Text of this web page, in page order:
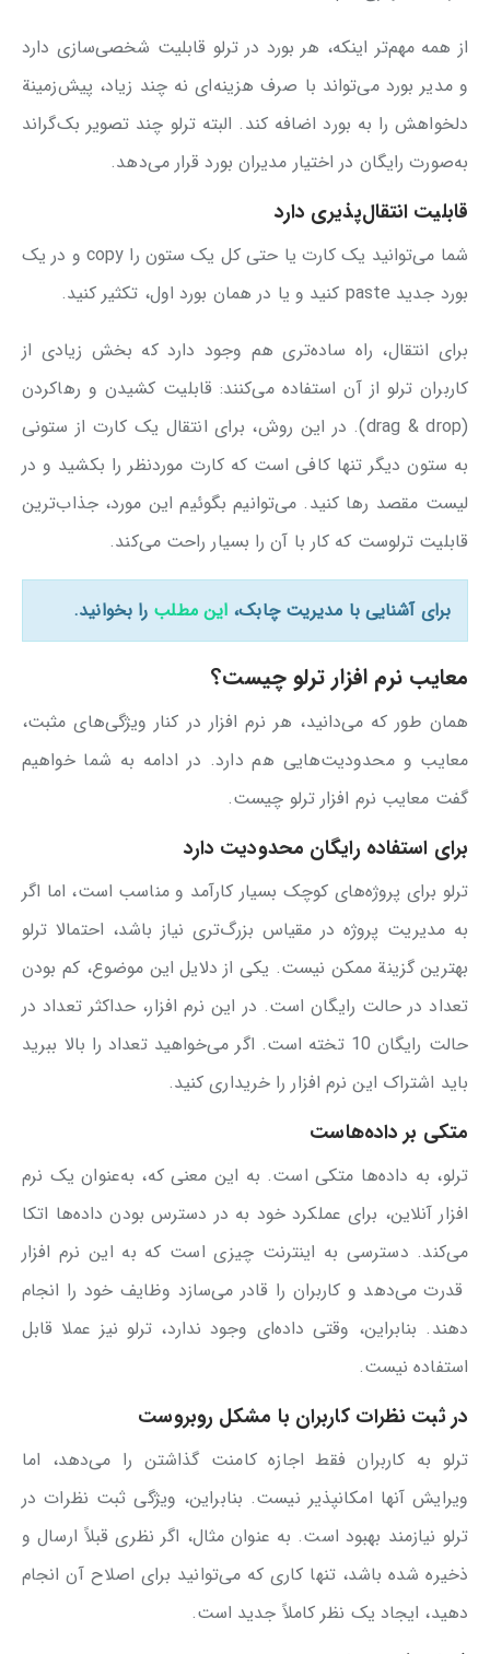
از همه مهم‌تر اینکه، هر بورد در ترلو قابلیت شخصی‌سازی دارد
و مدیر بورد می‌تواند با صرف هزینه‌ای نه چند زیاد، پیش‌زمینة
دلخواهش را به بورد اضافه کند. البته ترلو چند تصویر بک‌گراند
به‌صورت رایگان در اختیار مدیران بورد قرار می‌دهد.
قابلیت انتقال‌پذیری دارد
شما می‌توانید یک کارت یا حتی کل یک ستون را copy و در یک
بورد جدید paste کنید و یا در همان بورد اول، تکثیر کنید.
برای انتقال، راه ساده‌تری هم وجود دارد که بخش زیادی از
کاربران ترلو از آن استفاده می‌کنند: قابلیت کشیدن و رهاکردن
(drag & drop). در این روش، برای انتقال یک کارت از ستونی
به ستون دیگر تنها کافی است که کارت موردنظر را بکشید و در
لیست مقصد رها کنید. می‌توانیم بگوئیم این مورد، جذاب‌ترین
قابلیت ترلوست که کار با آن را بسیار راحت می‌کند.
برای آشنایی با مدیریت چابک، این مطلب را بخوانید.
معایب نرم افزار ترلو چیست؟
همان طور که می‌دانید، هر نرم افزار در کنار ویژگی‌های مثبت،
معایب و محدودیت‌هایی هم دارد. در ادامه به شما خواهیم
گفت معایب نرم افزار ترلو چیست.
برای استفاده رایگان محدودیت دارد
ترلو برای پروژه‌های کوچک بسیار کارآمد و مناسب است، اما اگر
به مدیریت پروژه در مقیاس بزرگ‌تری نیاز باشد، احتمالا ترلو
بهترین گزینة ممکن نیست. یکی از دلایل این موضوع، کم بودن
تعداد در حالت رایگان است. در این نرم افزار، حداکثر تعداد در
حالت رایگان 10 تخته است. اگر می‌خواهید تعداد را بالا ببرید
باید اشتراک این نرم افزار را خریداری کنید.
متکی بر داده‌هاست
ترلو، به داده‌ها متکی است. به این معنی که، به‌عنوان یک نرم
افزار آنلاین، برای عملکرد خود به در دسترس بودن داده‌ها اتکا
می‌کند. دسترسی به اینترنت چیزی است که به این نرم افزار
قدرت می‌دهد و کاربران را قادر می‌سازد وظایف خود را انجام
دهند. بنابراین، وقتی داده‌ای وجود ندارد، ترلو نیز عملا قابل
استفاده نیست.
در ثبت نظرات کاربران با مشکل روبروست
ترلو به کاربران فقط اجازه کامنت گذاشتن را می‌دهد، اما
ویرایش آنها امکانپذیر نیست. بنابراین، ویژگی ثبت نظرات در
ترلو نیازمند بهبود است. به عنوان مثال، اگر نظری قبلاً ارسال و
ذخیره شده باشد، تنها کاری که می‌توانید برای اصلاح آن انجام
دهید، ایجاد یک نظر کاملاً جدید است.